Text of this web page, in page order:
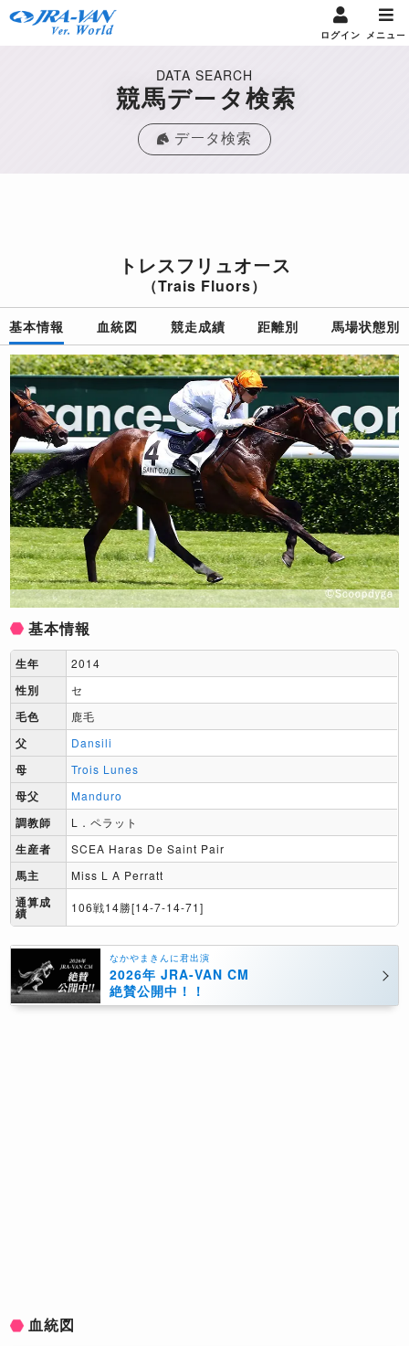
ログイン メニュー
DATA SEARCH
競馬データ検索
データ検索
トレスフリュオース
（Trais Fluors）
基本情報 血統図 競走成績 距離別 馬場状態別
基本情報
生年 2014
性別 セ
毛色 鹿毛
父 Dansili
母 Trois Lunes
母父 Manduro
調教師 L．ペラット
生産者 SCEA Haras De Saint Pair
馬主 Miss L A Perratt
通算成
績 106戦14勝[14-7-14-71]
なかやまきんに君出演
2026年 JRA-VAN CM
絶賛公開中！！
血統図